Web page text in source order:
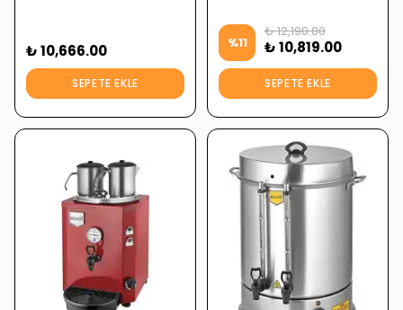
₺ 10,666.00
SEPETE EKLE
%11
₺ 12,190.00
₺ 10,819.00
SEPETE EKLE